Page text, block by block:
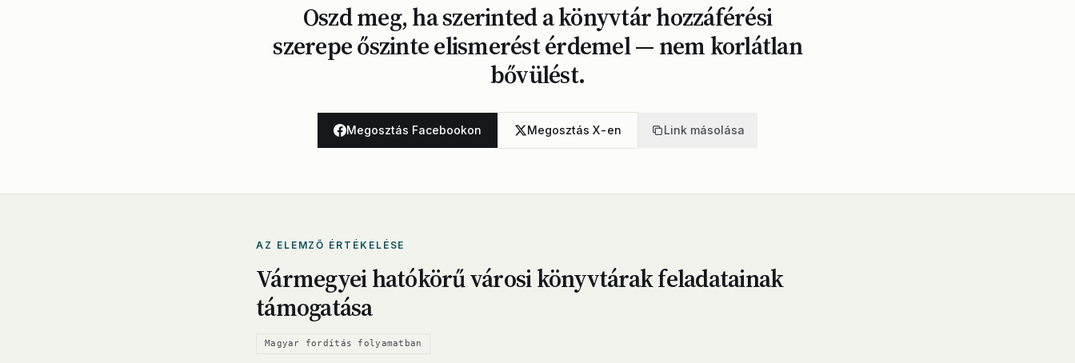
Oszd meg, ha szerinted a könyvtár hozzáférési
szerepe őszinte elismerést érdemel — nem korlátlan
bővülést.
Megosztás Facebookon Megosztás X-en Link másolása
AZ ELEMZŐ ÉRTÉKELÉSE
Vármegyei hatókörű városi könyvtárak feladatainak
támogatása
Magyar fordítás folyamatban